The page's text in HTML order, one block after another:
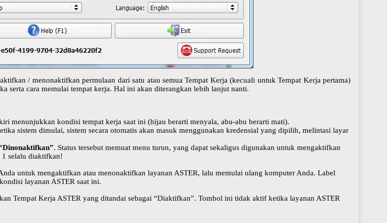
/ menonaktifkan permulaan dari satu atau semua Tempat Kerja (kecuali untuk Tempat Kerja pertama)
serta cara memulai tempat kerja. Hal ini akan diterangkan lebih lanjut nanti.
menunjukkan kondisi tempat kerja saat ini (hijau berarti menyala, abu-abu berarti mati).
sistem dimulai, sistem secara otomatis akan masuk menggunakan kredensial yang dipilih, melintasi layar
. Status tersebut memuat menu turun, yang dapat sekaligus digunakan untuk mengaktifkan
1 selalu diaktifkan!
untuk mengaktifkan atau menonaktifkan layanan ASTER, lalu memulai ulang komputer Anda. Label
layanan ASTER saat ini.
Tempat Kerja ASTER yang ditandai sebagai “Diaktifkan”. Tombol ini tidak aktif ketika layanan ASTER